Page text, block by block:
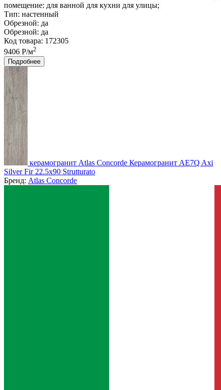
помещение: для ванной для кухни для улицы;
Тип: настенный
Обрезной: да
Обрезной: да
Код товара: 172305
9406 Р/м2
Подробнее
керамогранит Atlas Concorde Керамогранит AE7Q Axi
Silver Fir 22.5x90 Strutturato
Бренд: Atlas Concorde